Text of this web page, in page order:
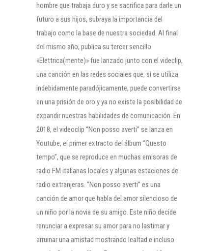
hombre que trabaja duro y se sacrifica para darle un
futuro a sus hijos, subraya la importancia del
trabajo como la base de nuestra sociedad. Al final
del mismo año, publica su tercer sencillo
«Elettrica(mente)» fue lanzado junto con el videclip,
una canción en las redes sociales que, si se utiliza
indebidamente paradójicamente, puede convertirse
en una prisión de oro y ya no existe la posibilidad de
expandir nuestras habilidades de comunicación. En
2018, el videoclip “Non posso averti” se lanza en
Youtube, el primer extracto del álbum “Questo
tempo”, que se reproduce en muchas emisoras de
radio FM italianas locales y algunas estaciones de
radio extranjeras. “Non posso averti” es una
canción de amor que habla del amor silencioso de
un niño por la novia de su amigo. Este niño decide
renunciar a expresar su amor para no lastimar y
arruinar una amistad mostrando lealtad e incluso